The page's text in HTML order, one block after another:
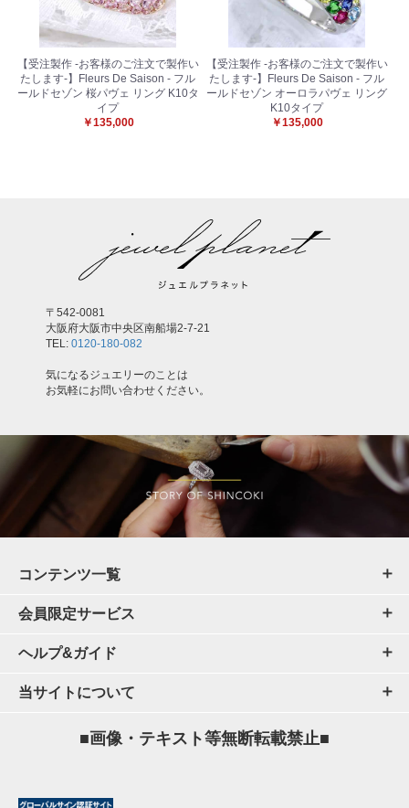
【受注製作 -お客様のご注文で製作い
たします-】Fleurs De Saison - フル
ールドセゾン 桜パヴェ リング K10タ
イプ
￥135,000
【受注製作 -お客様のご注文で製作い
たします-】Fleurs De Saison - フル
ールドセゾン オーロラパヴェ リング
K10タイプ
￥135,000
〒542-0081
大阪府大阪市中央区南船場2-7-21
TEL: 0120-180-082
気になるジュエリーのことは
お気軽にお問い合わせください。
コンテンツ一覧
会員限定サービス
ヘルプ&ガイド
当サイトについて
■画像・テキスト等無断転載禁止■